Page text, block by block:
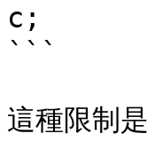
c;
```
這種限制